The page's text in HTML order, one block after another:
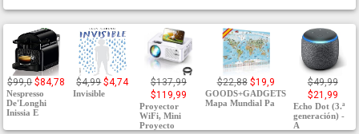
$99,0 $84,78
Nespresso
De'Longhi
Inissia E
$4,99 $4,74
Invisible
$137,99
$119,99
Proyector
WiFi, Mini
Proyecto
$22,88 $19,9
GOODS+GADGETS
Mapa Mundial Pa
$49,99
$21,99
Echo Dot (3.ª
generación) -
A